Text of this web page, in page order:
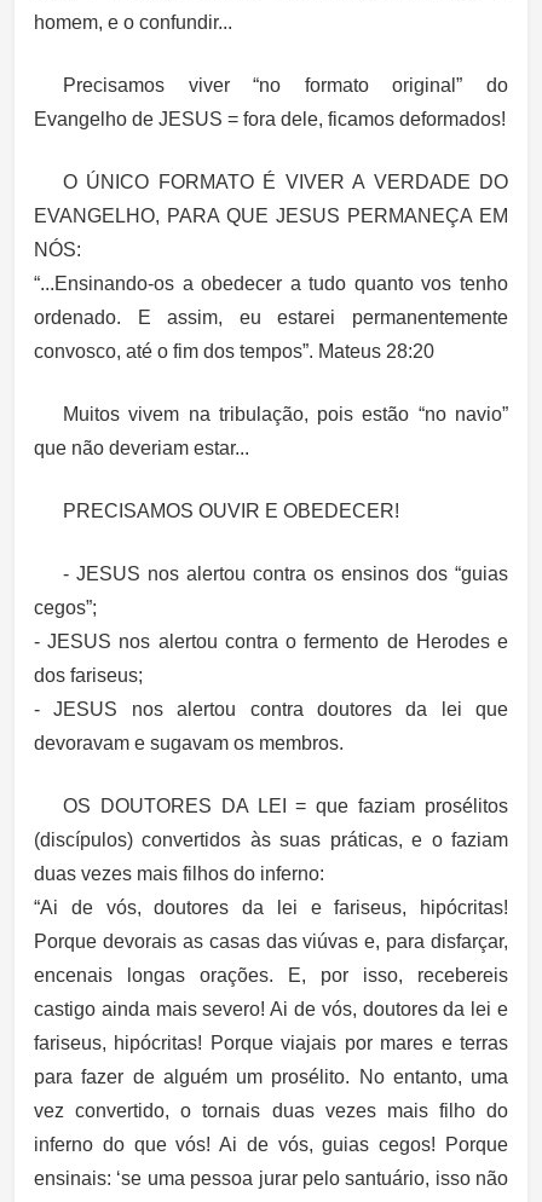
homem, e o confundir...
Precisamos viver “no formato original” do
Evangelho de JESUS = fora dele, ficamos deformados!
O ÚNICO FORMATO É VIVER A VERDADE DO
EVANGELHO, PARA QUE JESUS PERMANEÇA EM
NÓS:
“...Ensinando-os a obedecer a tudo quanto vos tenho
ordenado. E assim, eu estarei permanentemente
convosco, até o fim dos tempos”. Mateus 28:20
Muitos vivem na tribulação, pois estão “no navio”
que não deveriam estar...
PRECISAMOS OUVIR E OBEDECER!
- JESUS nos alertou contra os ensinos dos “guias
cegos”;
- JESUS nos alertou contra o fermento de Herodes e
dos fariseus;
- JESUS nos alertou contra doutores da lei que
devoravam e sugavam os membros.
OS DOUTORES DA LEI = que faziam prosélitos
(discípulos) convertidos às suas práticas, e o faziam
duas vezes mais filhos do inferno:
“Ai de vós, doutores da lei e fariseus, hipócritas!
Porque devorais as casas das viúvas e, para disfarçar,
encenais longas orações. E, por isso, recebereis
castigo ainda mais severo! Ai de vós, doutores da lei e
fariseus, hipócritas! Porque viajais por mares e terras
para fazer de alguém um prosélito. No entanto, uma
vez convertido, o tornais duas vezes mais filho do
inferno do que vós! Ai de vós, guias cegos! Porque
ensinais: ‘se uma pessoa jurar pelo santuário, isso não